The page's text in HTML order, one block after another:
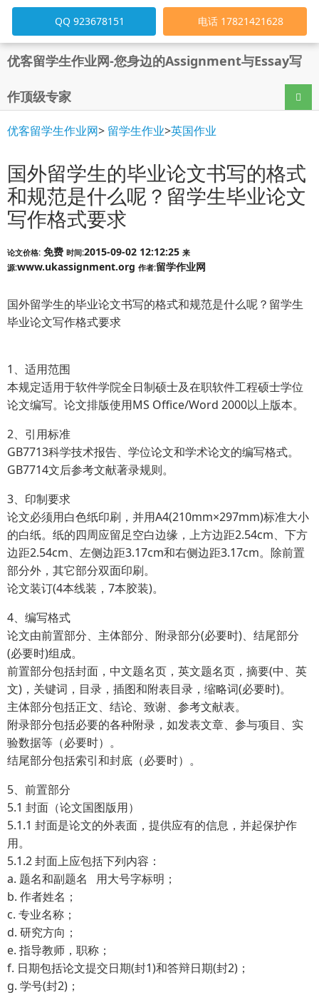
优客留学生作业网-您身边的Assignment与Essay写
作顶级专家 导航
QQ 923678151 电话 17821421628
优客留学生作业网> 留学生作业>英国作业
国外留学生的毕业论文书写的格式
和规范是什么呢？留学生毕业论文
写作格式要求
论文价格: 免费 时间:2015-09-02 12:12:25 来
源:www.ukassignment.org 作者:留学作业网
国外留学生的毕业论文书写的格式和规范是什么呢？留学生
毕业论文写作格式要求
1、适用范围
本规定适用于软件学院全日制硕士及在职软件工程硕士学位
论文编写。论文排版使用MS Office/Word 2000以上版本。
2、引用标准
GB7713科学技术报告、学位论文和学术论文的编写格式。
GB7714文后参考文献著录规则。
3、印制要求
论文必须用白色纸印刷，并用A4(210mm×297mm)标准大小
的白纸。纸的四周应留足空白边缘，上方边距2.54cm、下方
边距2.54cm、左侧边距3.17cm和右侧边距3.17cm。除前置
部分外，其它部分双面印刷。
论文装订(4本线装，7本胶装)。
4、编写格式
论文由前置部分、主体部分、附录部分(必要时)、结尾部分
(必要时)组成。
前置部分包括封面，中文题名页，英文题名页，摘要(中、英
文)，关键词，目录，插图和附表目录，缩略词(必要时)。
主体部分包括正文、结论、致谢、参考文献表。
附录部分包括必要的各种附录，如发表文章、参与项目、实
验数据等（必要时）。
结尾部分包括索引和封底（必要时）。
5、前置部分
5.1 封面（论文国图版用）
5.1.1 封面是论文的外表面，提供应有的信息，并起保护作
用。
5.1.2 封面上应包括下列内容：
a. 题名和副题名 用大号字标明；
b. 作者姓名；
c. 专业名称；
d. 研究方向；
e. 指导教师，职称；
f. 日期包括论文提交日期(封1)和答辩日期(封2)；
g. 学号(封2)；